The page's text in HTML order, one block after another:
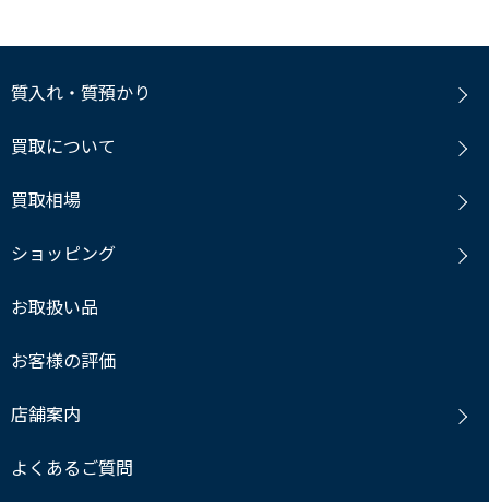
質入れ・質預かり
買取について
買取相場
ショッピング
お取扱い品
お客様の評価
店舗案内
よくあるご質問